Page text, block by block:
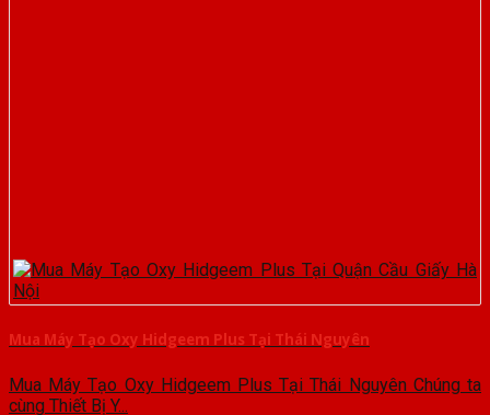
Mua Máy Tạo Oxy Hidgeem Plus Tại Thái Nguyên
Mua Máy Tạo Oxy Hidgeem Plus Tại Thái Nguyên Chúng ta
cùng Thiết Bị Y...